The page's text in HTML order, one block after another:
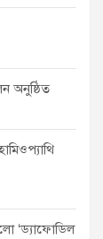
অনুষ্ঠিত
‘ড্যাফোডিল